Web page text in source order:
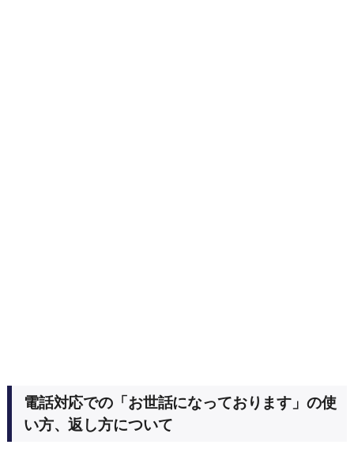
電話対応での「お世話になっております」の使
い方、返し方について